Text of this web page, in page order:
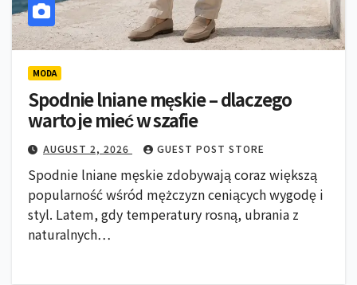
MODA
Spodnie lniane męskie – dlaczego
warto je mieć w szafie
AUGUST 2, 2026 GUEST POST STORE
Spodnie lniane męskie zdobywają coraz większą
popularność wśród mężczyzn ceniących wygodę i
styl. Latem, gdy temperatury rosną, ubrania z
naturalnych…